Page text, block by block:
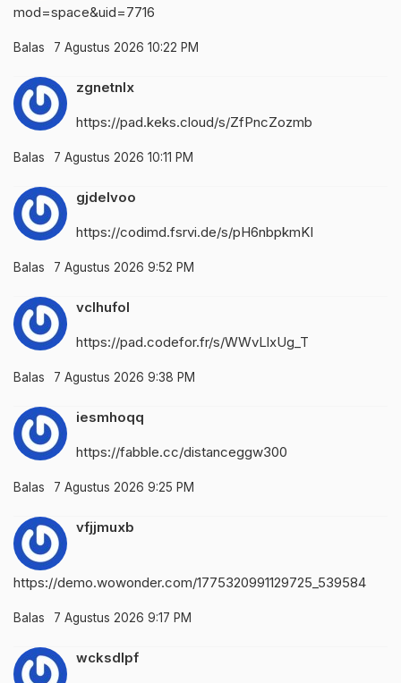
mod=space&uid=7716
Balas 7 Agustus 2026 10:22 PM
zgnetnlx
https://pad.keks.cloud/s/ZfPncZozmb
Balas 7 Agustus 2026 10:11 PM
gjdelvoo
https://codimd.fsrvi.de/s/pH6nbpkmKI
Balas 7 Agustus 2026 9:52 PM
vclhufol
https://pad.codefor.fr/s/WWvLlxUg_T
Balas 7 Agustus 2026 9:38 PM
iesmhoqq
https://fabble.cc/distanceggw300
Balas 7 Agustus 2026 9:25 PM
vfjjmuxb
https://demo.wowonder.com/1775320991129725_539584
Balas 7 Agustus 2026 9:17 PM
wcksdlpf